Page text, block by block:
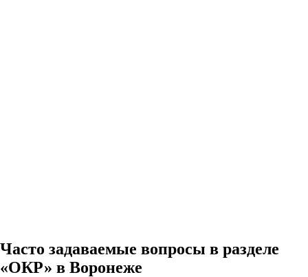
Часто задаваемые вопросы в разделе
«ОКР» в Воронеже